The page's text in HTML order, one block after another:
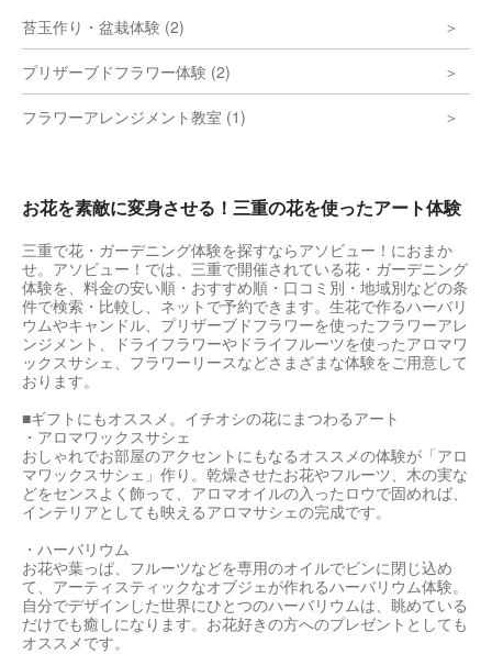
苔玉作り・盆栽体験 (2)
プリザーブドフラワー体験 (2)
フラワーアレンジメント教室 (1)
お花を素敵に変身させる！三重の花を使ったアート体験
三重で花・ガーデニング体験を探すならアソビュー！におまか
せ。アソビュー！では、三重で開催されている花・ガーデニング
体験を、料金の安い順・おすすめ順・口コミ別・地域別などの条
件で検索・比較し、ネットで予約できます。生花で作るハーバリ
ウムやキャンドル、プリザーブドフラワーを使ったフラワーアレ
ンジメント、ドライフラワーやドライフルーツを使ったアロマワ
ックスサシェ、フラワーリースなどさまざまな体験をご用意して
おります。
■ギフトにもオススメ。イチオシの花にまつわるアート
・アロマワックスサシェ
おしゃれでお部屋のアクセントにもなるオススメの体験が「アロ
マワックスサシェ」作り。乾燥させたお花やフルーツ、木の実な
どをセンスよく飾って、アロマオイルの入ったロウで固めれば、
インテリアとしても映えるアロマサシェの完成です。
・ハーバリウム
お花や葉っぱ、フルーツなどを専用のオイルでビンに閉じ込め
て、アーティスティックなオブジェが作れるハーバリウム体験。
自分でデザインした世界にひとつのハーバリウムは、眺めている
だけでも癒しになります。お花好きの方へのプレゼントとしても
オススメです。